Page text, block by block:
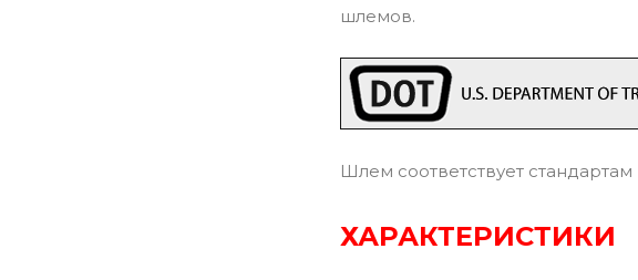
шлемов.
Шлем соответствует
ХАРАКТЕРИСТИКИ